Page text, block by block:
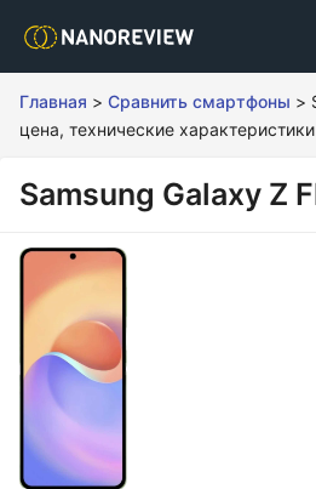
Главная > Сравнить смартфоны >
цена, технические
Samsung Galaxy Z